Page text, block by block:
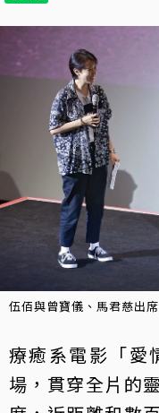
伍佰與曾寶儀、馬君慈出
療癒系電影「愛
場，貫穿全片的